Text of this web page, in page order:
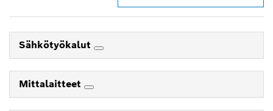
Sähkötyökalut
Mittalaitteet